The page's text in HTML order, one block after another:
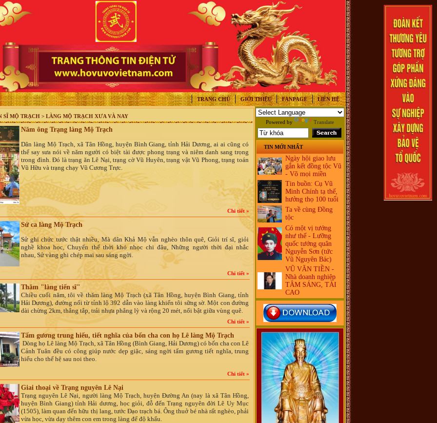
TRANG CHỦ GIỚI THIỆU FANPAGE LIÊN HỆ
SĨ MỘ TRẠCH > LÀNG MỘ TRẠCH XƯA VÀ NAY
Năm ông Trạng làng Mộ Trạch
Dân làng Mộ Trạch, xã Tân Hồng, huyện Bình Giang, tỉnh Hải Dương, ai ai cũng có
thể say sưa nói về năm người có biệt tài được phong trạng và niêm danh sang trọng
trong đình. Đó là trạng ăn Lê Nại, trạng cờ Vũ Huyên, trạng vật Vũ Phong, trạng toán
Vũ Hữu và trạng chạy Vũ Cương Trực.
Chi tiết »
Sử ca làng Mộ Trạch
Sử ghi chức tước thật nhiều,Mà dân Khả Mộ vẫn nghèo thôn quê,Giỏi trí sĩ, giỏi
nghề khoa học,Chuyển thế thời khó nhọc chi đâu,Những người thời đại nhắc
nhau, Sử vàng ghi chép mai sau sáng ngời.
Chi tiết »
Thăm "làng tiến sĩ"
Chiều cuối năm, tôi về thăm làng Mộ Trạch (xã Tân Hồng, huyện Bình Giang, tỉnh
Hải Dương), đường nối từ tỉnh lộ 392 dẫn vào làng khiến tôi sững sờ. Một con đường
dài chừng 2km, thẳng tắp, trải nhựa phẳng lỳ và rộng 20 mét, nổi bật giữa vùng quê.
Chi tiết »
Tấm gương trung hiếu, tiết nghĩa của bốn cha con họ Lê làng Mộ Trạch
Dòng họ Lê làng Mộ Trạch, xã Tân Hồng (Bình Giang, Hải Dương) có bốn cha con Lê
Cảnh Tuân đều có công giúp nước dẹp giặc, sáng ngời tấm gương tiết nghĩa, trung
hiếu cho thế hệ sau noi theo.
Chi tiết »
Giai thoại về Trạng nguyên Lê Nại
Trạng nguyên Lê Nại, người làng Mộ Trạch, huyện Ðường An (nay là xã Tân Hồng,
huyện Bình Giang) tỉnh Hải dương, học giỏi, đỗ đến Trạng nguyên đời Lê Uy Mục
(1505), làm quan đến hữu thị lang, tước Ðạo trạch bá. Ông thuở bé nhà rất nghèo, phải
vừa học, vừa dạy thêm con em trong làng để độ khẩu.
Powered by Translate
TIN MỚI NHẤT
Ngày hội giao lưu
gắn kết đồng tộc Vũ
- Võ mọi miền
Tin buồn: Cụ Vũ
Minh Chính tạ thế,
hưởng thọ 100 tuổi
Ta về cùng Đồng
tộc
Có một vị tướng
như thế - Lưỡng
quốc tướng quân
Nguyễn Sơn (tức
Vũ Nguyên Bác)
VŨ VĂN TIỀN -
Nhà doanh nghiệp
TÂM SÁNG, TÀI
CAO